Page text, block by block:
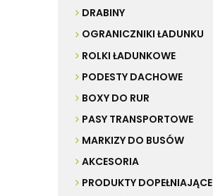
DRABINY
OGRANICZNIKI ŁADUNKU
ROLKI ŁADUNKOWE
PODESTY DACHOWE
BOXY DO RUR
PASY TRANSPORTOWE
MARKIZY DO BUSÓW
AKCESORIA
PRODUKTY DOPEŁNIAJĄCE